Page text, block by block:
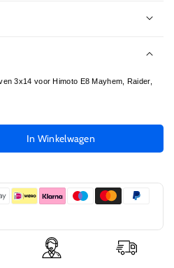
3x14 voor Himoto E8 Mayhem, Raider,
In Winkelwagen